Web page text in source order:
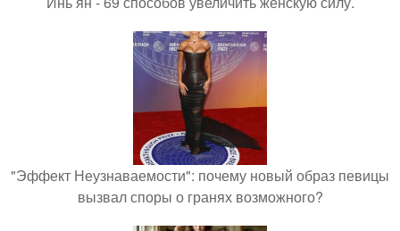
"Эффект Неузнаваемости": почему новый образ певицы
вызвал споры о гранях возможного?